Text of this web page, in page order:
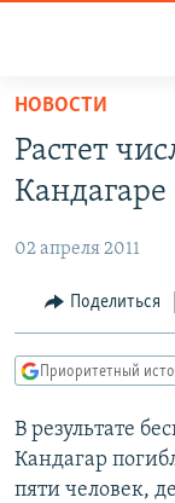
доступа
Вернуться
основному
Вернутся
главной
навигации
Вернутся
поиску
АВТОРСКИЕ
ЦИТАТЫ
МНЕНИЯ
IDEL.РЕАЛИИ
СЕВЕР.РЕАЛИИ
НОВОСТИ
Растет
Кандагаре
02 апреля 2011
Поделиться
Приоритетный
В результате
Кандагар
пяти человек,